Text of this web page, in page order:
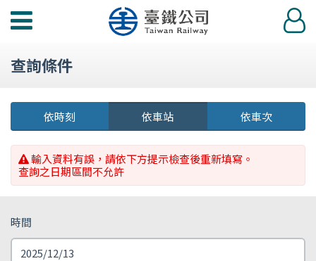
功
選
登
入
查詢條件
依時刻 依車站 依車次
輸入資料有誤，請依下方提示檢查後重新填寫。
查詢之日期區間不允許
時間